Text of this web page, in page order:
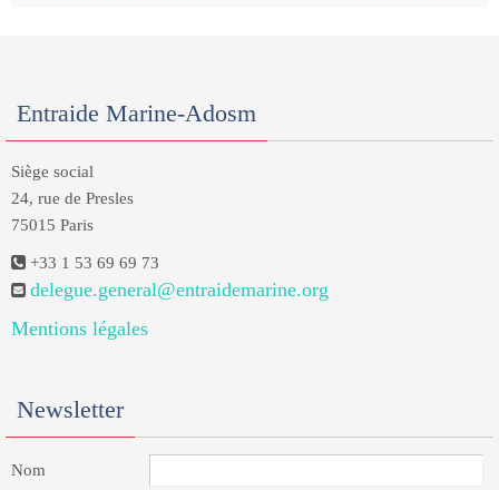
Entraide Marine-Adosm
Siège social
24, rue de Presles
75015 Paris
+33 1 53 69 69 73
delegue.general@entraidemarine.org
Mentions légales
Newsletter
Nom